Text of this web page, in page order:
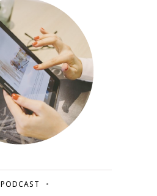
PODCAST